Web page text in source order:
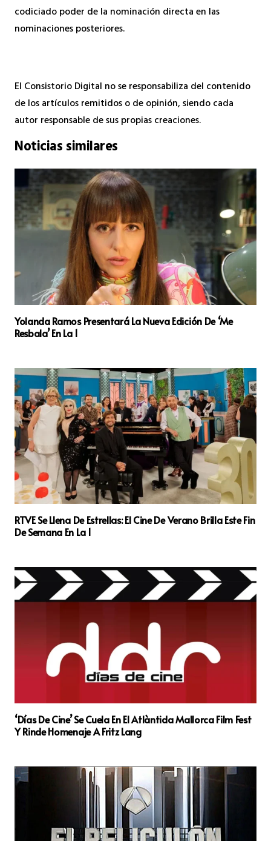
codiciado poder de la nominación directa en las
nominaciones posteriores.
El Consistorio Digital no se responsabiliza del contenido
de los artículos remitidos o de opinión, siendo cada
autor responsable de sus propias creaciones.
Noticias similares
Yolanda Ramos Presentará La Nueva Edición De ‘Me
Resbala’ En La 1
RTVE Se Llena De Estrellas: El Cine De Verano Brilla Este Fin
De Semana En La 1
‘Días De Cine’ Se Cuela En El Atlàntida Mallorca Film Fest
Y Rinde Homenaje A Fritz Lang